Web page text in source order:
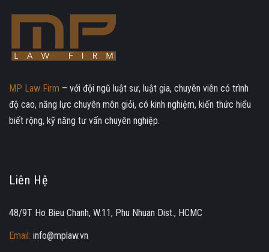
MP Law Firm – với đội ngũ luật sư, luật gia, chuyên viên có trình
độ cao, năng lực chuyên môn giỏi, có kinh nghiệm, kiến thức hiểu
biết rộng, kỹ năng tư vấn chuyên nghiệp.
Liên Hệ
48/9T Ho Bieu Chanh, W.11, Phu Nhuan Dist., HCMC
Email: info@mplaw.vn